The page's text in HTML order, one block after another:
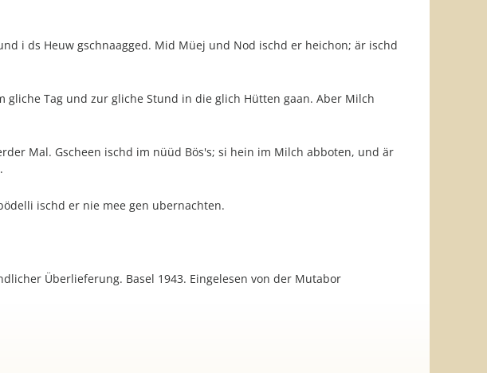
i ds Heuw gschnaagged. Mid Müej und Nod ischd er heichon; är ischd
Tag und zur gliche Stund in die glich Hütten gaan. Aber Milch
Mal. Gscheen ischd im nüüd Bös's; si hein im Milch abboten, und är
ischd er nie mee gen ubernachten.
Überlieferung. Basel 1943. Eingelesen von der Mutabor